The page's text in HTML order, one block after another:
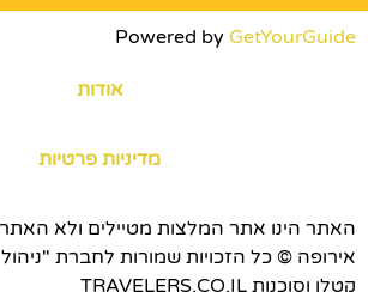
Powered by GetYourGuide
אודות
מדיניות פרטיות
האתר הינו אתר המלצות מטיילים ולא
אירופה © כל הזכויות שמורות לחברת "ניהול
קטלן וסוכנות TRAVELERS.CO.IL